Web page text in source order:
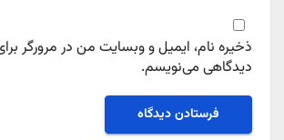
ذخیره نام، ایمیل و وبسایت من در مرورگر
دیدگاهی می‌نویسم.